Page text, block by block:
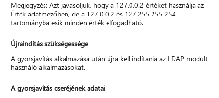
Megjegyzés: Azt javasoljuk, hogy a 127.0.0.2 értéket használja az
Érték adatmezőben, de a 127.0.0.2 és 127.255.255.254
tartományba esik minden érték elfogadható.
Újraindítás szükségessége
A gyorsjavítás alkalmazása után újra kell indítania az LDAP modult
használó alkalmazásokat.
A gyorsjavítás cseréjének adatai